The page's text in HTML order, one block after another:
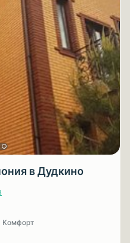
в Дудкино
Комфорт